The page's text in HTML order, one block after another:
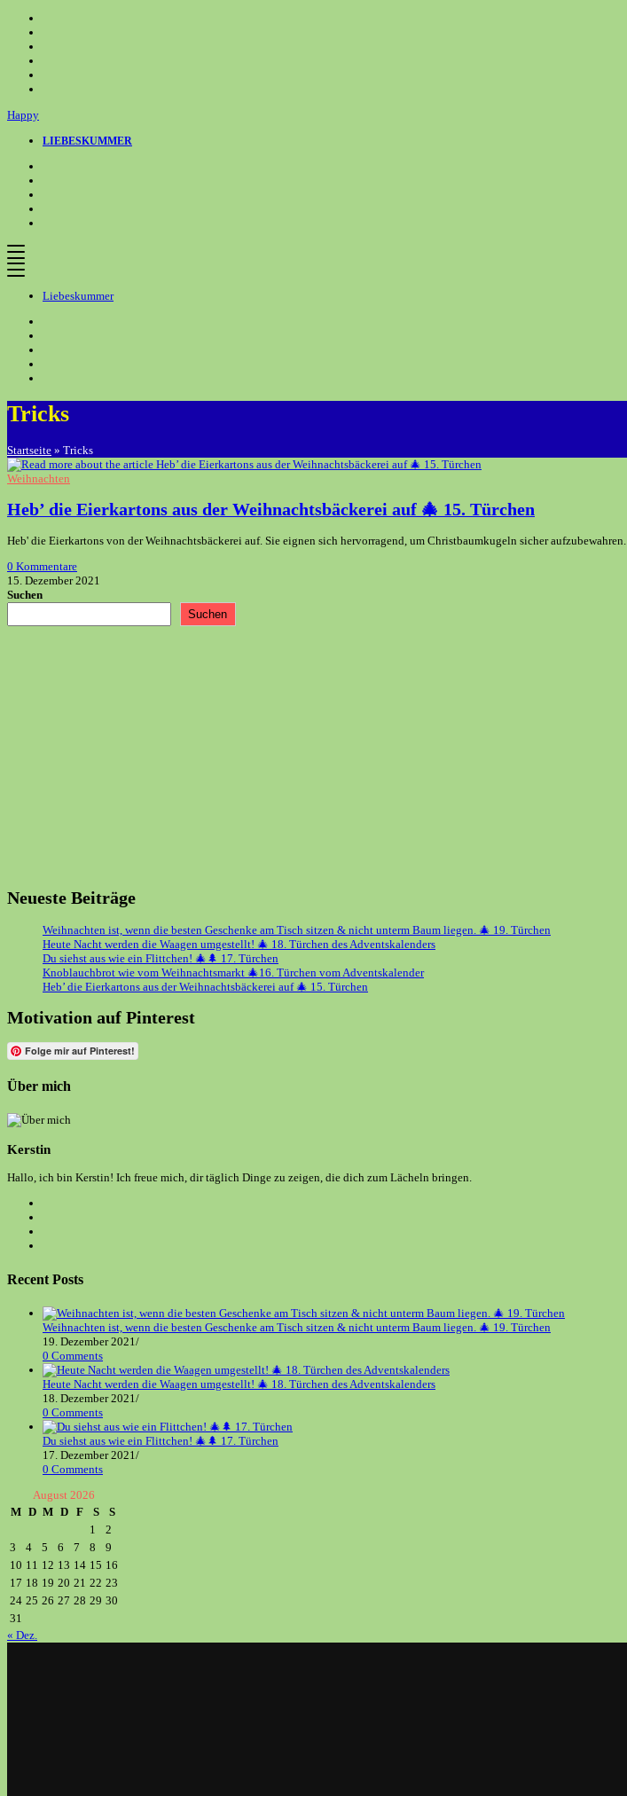
Inhalt
springen
Happy
LIEBESKUMMER
Liebeskummer
Tricks
Startseite » Tricks
Weihnachten
Heb’ die Eierkartons aus der Weihnachtsbäckerei auf 🎄 15. Türchen
Heb' die Eierkartons von der Weihnachtsbäckerei auf. Sie eignen sich hervorragend, um Christbaumkugeln sicher aufzubewahren.
0 Kommentare
15. Dezember 2021
Suchen
Suchen
Neueste Beiträge
Weihnachten ist, wenn die besten Geschenke am Tisch sitzen & nicht unterm Baum liegen. 🎄 19. Türchen
Heute Nacht werden die Waagen umgestellt! 🎄 18. Türchen des Adventskalenders
Du siehst aus wie ein Flittchen! 🎄🌲 17. Türchen
Knoblauchbrot wie vom Weihnachtsmarkt 🎄16. Türchen vom Adventskalender
Heb’ die Eierkartons aus der Weihnachtsbäckerei auf 🎄 15. Türchen
Motivation auf Pinterest
Folge mir auf Pinterest!
Über mich
Kerstin
Hallo, ich bin Kerstin! Ich freue mich, dir täglich Dinge zu zeigen, die dich zum Lächeln bringen.
tab
new
tab
a
new
Recent Posts
Weihnachten ist, wenn die besten Geschenke am Tisch sitzen & nicht unterm Baum liegen. 🎄 19. Türchen
19. Dezember 2021/
0 Comments
Heute Nacht werden die Waagen umgestellt! 🎄 18. Türchen des Adventskalenders
18. Dezember 2021/
0 Comments
Du siehst aus wie ein Flittchen! 🎄🌲 17. Türchen
17. Dezember 2021/
0 Comments
August 2026
M D M D F S
S
1
2
3
4 5 6 7 8
9
10 11 12 13 14 15 16
17 18 19 20 21 22 23
24 25 26 27 28 29 30
31
« Dez.